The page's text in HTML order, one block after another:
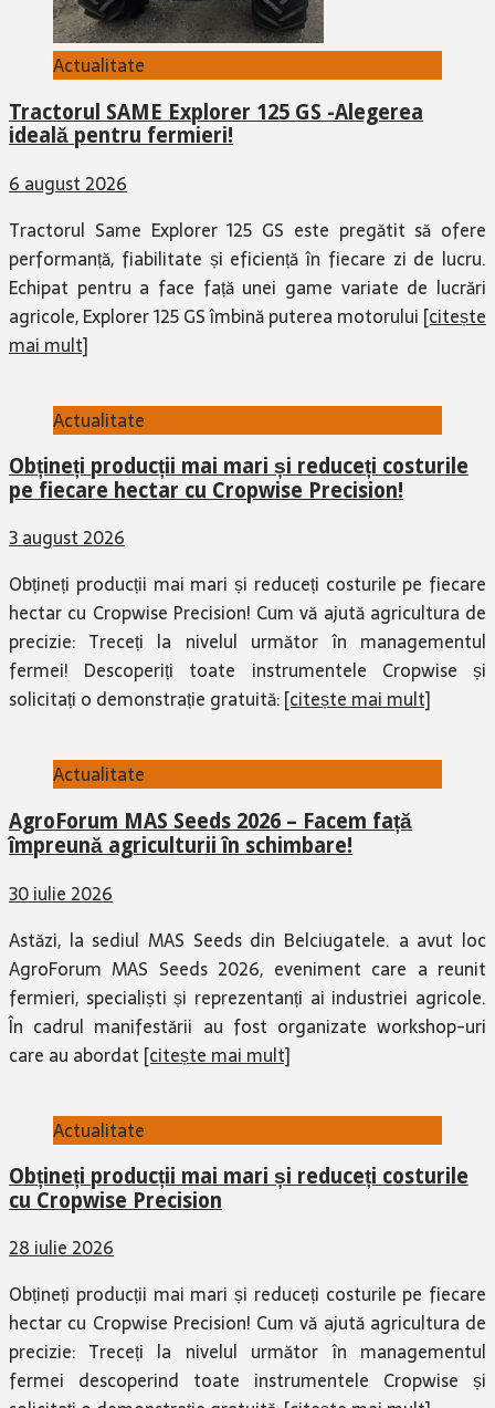
Actualitate
Tractorul SAME Explorer 125 GS -Alegerea
ideală pentru fermieri!
6 august 2026
Tractorul Same Explorer 125 GS este pregătit să ofere
performanță, fiabilitate și eficiență în fiecare zi de lucru.
Echipat pentru a face față unei game variate de lucrări
agricole, Explorer 125 GS îmbină puterea motorului [citește
mai mult]
Actualitate
Obțineți producții mai mari și reduceți costurile
pe fiecare hectar cu Cropwise Precision!
3 august 2026
Obțineți producții mai mari și reduceți costurile pe fiecare
hectar cu Cropwise Precision! Cum vă ajută agricultura de
precizie: Treceți la nivelul următor în managementul
fermei! Descoperiți toate instrumentele Cropwise și
solicitați o demonstrație gratuită:[citește mai mult]
Actualitate
AgroForum MAS Seeds 2026 – Facem față
împreună agriculturii în schimbare!
30 iulie 2026
Astăzi, la sediul MAS Seeds din Belciugatele. a avut loc
AgroForum MAS Seeds 2026, eveniment care a reunit
fermieri, specialiști și reprezentanți ai industriei agricole.
În cadrul manifestării au fost organizate workshop-uri
care au abordat [citește mai mult]
Actualitate
Obțineți producții mai mari și reduceți costurile
cu Cropwise Precision
28 iulie 2026
Obțineți producții mai mari și reduceți costurile pe fiecare
hectar cu Cropwise Precision! Cum vă ajută agricultura de
precizie: Treceți la nivelul următor în managementul
fermei descoperind toate instrumentele Cropwise și